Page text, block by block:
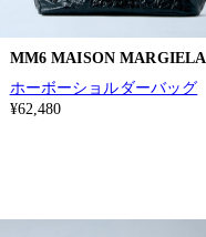
MM6 MAISON MARGIELA
ホーボーショルダーバッグ
¥62,480